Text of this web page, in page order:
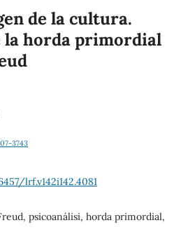
de la cultura.
la horda primordial
3743
lrf.v142i142.4081
psicoanálisi, horda primordial,